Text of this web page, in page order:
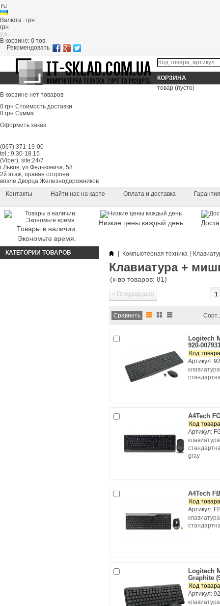
Валюта : грн
грн
y.o.
В корзине: 0 тов.
Рекомендовать
КОРЗИНА
товар (пусто)
В корзине нет товаров
0 грн Стоимость доставки
0 грн Сумма
Оформить заказ
(067) 371-19-00
tel.: 9.30-18.15
(Viber), site:24/7
г.Львов, ул.Федьковича, 58
2й этаж, правая сторона
возле Дворца Железнодорожников
Контакты
Найти нас на карте Оплата и доставка Гарантия
Товары в наличии.
Экономьте время.
Низкие цены каждый день
КАТЕГОРИИ ТОВАРОВ Компьютерная техника
Клавиатура +
(к-во товаров: 81)
« Предыдущая 1
Сорт.:
Logitech
920-
Код
Артикул:
A4Tech
Код
Артикул:
gray
A4Tech
Код
Артикул:
Logitech
Graphite
Код
Артикул: